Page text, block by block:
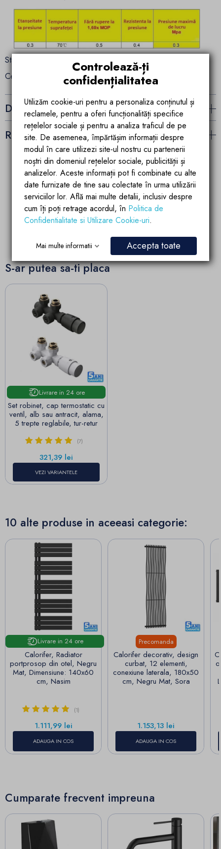
Standardul radiatoarelor noastre este de EN442.
Certificat ISO- ISO9001 si ISO14001.
Detalii ale produsului
Recenzii (41)
Garantia calitatii
Produsele brandului EGO
sunt fabricate dupa
ultimele tehnologii de
calitate si inovatie
Parteneriate de
succes
Account manager
pregatit si dedicat
partenerilor si
colaboratorilor
S-ar putea sa-ti placa
Livrare in 24 ore
Set robinet, cap termostatic cu
ventil, alb sau antracit, alama,
5 trepte reglabile, tur-retur
(7)
Pret
321,39 lei
VEZI VARIANTELE
10 alte produse in aceeasi categorie:
Livrare in 24 ore
Calorifer, Radiator
portprosop din otel, Negru
Mat, Dimensiune: 140x60
cm, Nasim
(1)
Pret
1.111,99 lei
ADAUGA IN COS
Precomanda
Calorifer decorativ, design
curbat, 12 elementi,
conexiune laterala, 180x50
cm, Negru Mat, Sora
Pret
1.153,13 lei
ADAUGA IN COS
Cumparate frecvent impreuna
Controlează-ți
confidențialitatea
Utilizăm cookie-uri pentru a personaliza conținutul și
reclamele, pentru a oferi funcționalități specifice
rețelelor sociale și pentru a analiza traficul de pe
site. De asemenea, împărtășim informații despre
modul în care utilizezi site-ul nostru cu partenerii
noștri din domeniul rețelelor sociale, publicității și
analizelor. Aceste informații pot fi combinate cu alte
date furnizate de tine sau colectate în urma utilizării
serviciilor lor. Află mai multe detalii, inclusiv despre
cum îți poți retrage acordul, în Politica de
Confidentialitate si Utilizare Cookie-uri.
Mai multe informatii Accepta toate